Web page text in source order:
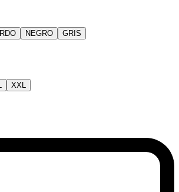
NEGRO GRIS
XXL